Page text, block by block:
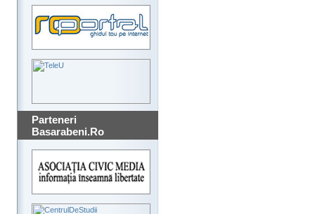
Parteneri
Basarabeni.Ro